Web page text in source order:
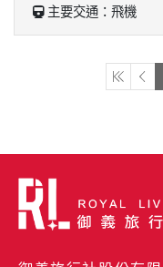
主要交通：飛機